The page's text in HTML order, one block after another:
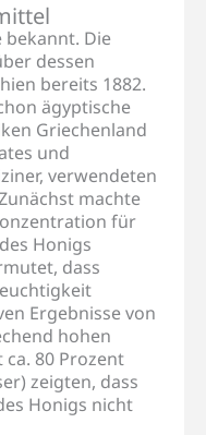
bekannt. Die
dessen
bereits 1882.
ägyptische
Griechenland
und
verwendeten
machte
für
Honigs
dass
Ergebnisse von
hohen
80 Prozent
zeigten, dass
Honigs nicht